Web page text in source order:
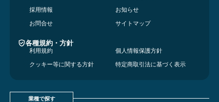
採用情報
お知らせ
お問合せ
サイトマップ
各種規約・方針
利用規約
個人情報保護方針
クッキー等に関する方針
特定商取引法に基づく表示
業種で探す